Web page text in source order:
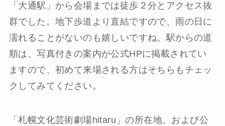
「大通駅」から会場までは徒歩２分とアクセス抜
群でした。地下歩道より直結ですので、雨の日に
濡れることがないのも嬉しいですね。駅からの道
順は、写真付きの案内が公式HPに掲載されてい
ますので、初めて来場される方はそちらもチェッ
クしてみてください。
「札幌文化芸術劇場hitaru」の所在地、および公